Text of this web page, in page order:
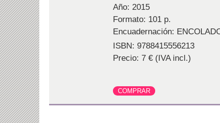
Año: 2015
Formato: 101 p.
Encuadernación:
ISBN: 9788415556213
Precio: 7 € (IVA incl.)